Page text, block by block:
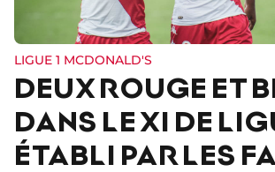
LIGUE 1 MCDONALD'S
DEUX ROUGE ET
DANS LE XI DE
ÉTABLI PAR LES